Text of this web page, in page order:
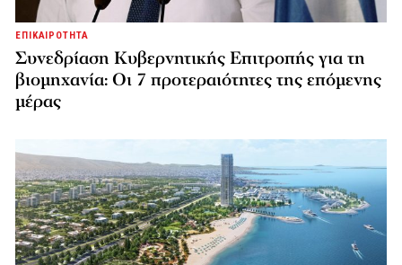
ΕΠΙΚΑΙΡΟΤΗΤΑ
Συνεδρίαση Κυβερνητικής Επιτροπής για τη
βιομηχανία: Οι 7 προτεραιότητες της επόμενης
μέρας